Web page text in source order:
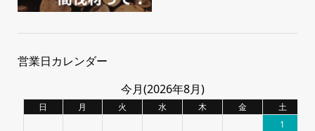
営業日カレンダー
今月(2026年8月)
日 月 火 水 木 金
土
1